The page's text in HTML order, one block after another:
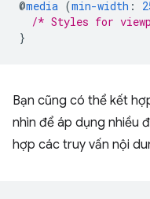
@media (min-width :
/* Styles for
}
Bạn cũng có thể kết
nhìn để áp dụng nhiều
hợp các truy vấn nội